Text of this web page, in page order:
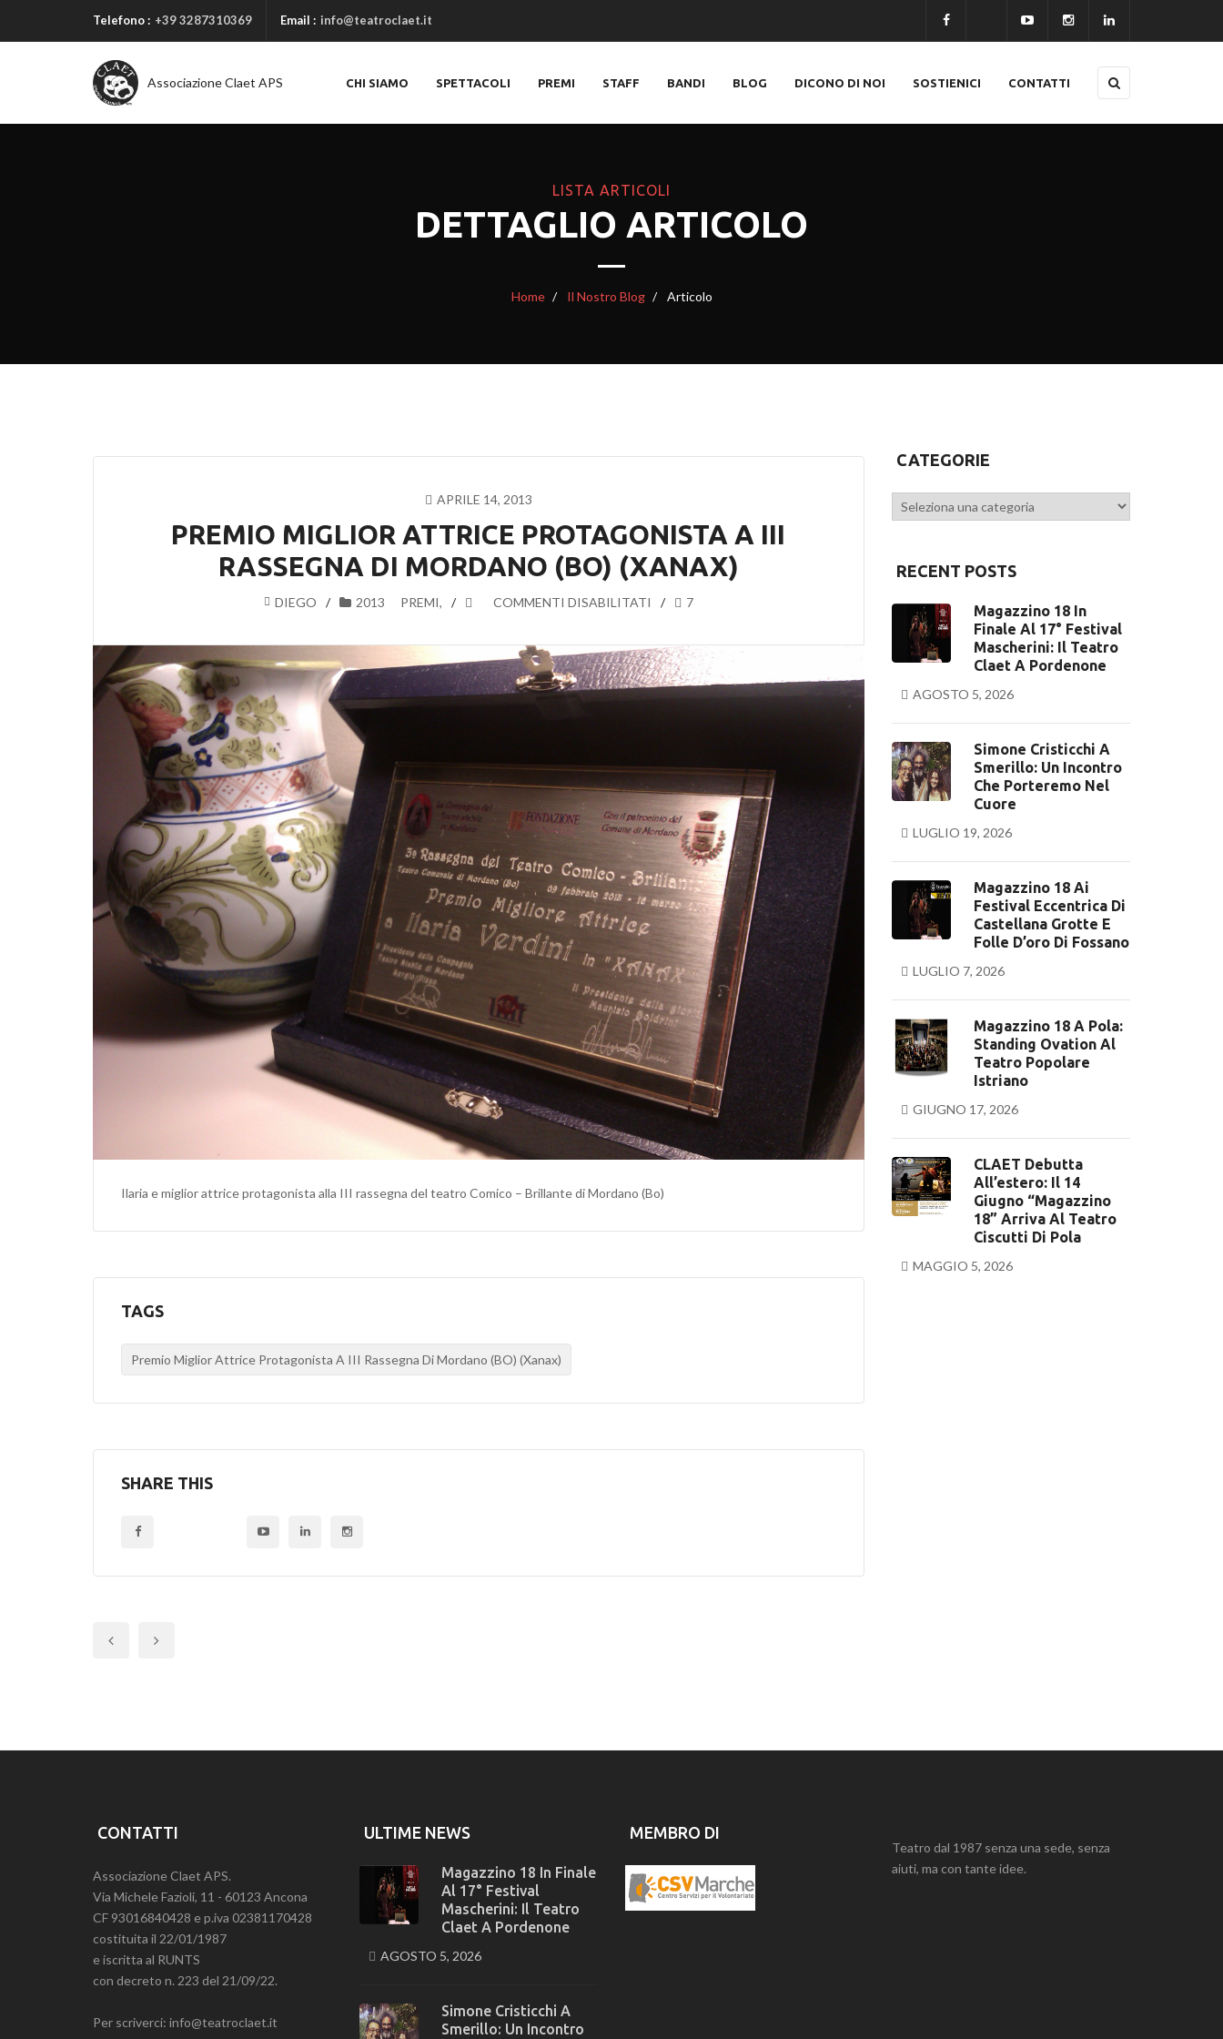
Telefono : +39 3287310369 Email : info@teatroclaet.it
Associazione Claet APS CHI SIAMO SPETTACOLI PREMI STAFF BANDI BLOG DICONO DI NOI SOSTIENICI CONTATTI
LISTA ARTICOLI
DETTAGLIO ARTICOLO
Home Il Nostro Blog Articolo
APRILE 14, 2013
PREMIO MIGLIOR ATTRICE PROTAGONISTA A III
RASSEGNA DI MORDANO (BO) (XANAX)
DIEGO 2013 ,
PREMI COMMENTI DISABILITATI
SU
MIGLIOR
ATTRICE
PROTAGONISTA
DI
MORDANO
(BO)
(XANAX)
7
Ilaria e miglior attrice protagonista alla III rassegna del teatro Comico – Brillante di Mordano (Bo)
TAGS
Premio Miglior Attrice Protagonista A III Rassegna Di Mordano (BO) (Xanax)
SHARE THIS
CATEGORIE
Categorie
RECENT POSTS
Magazzino 18 In
Finale Al 17° Festival
Mascherini: Il Teatro
Claet A Pordenone
AGOSTO 5, 2026
Simone Cristicchi A
Smerillo: Un Incontro
Che Porteremo Nel
Cuore
LUGLIO 19, 2026
Magazzino 18 Ai
Festival Eccentrica Di
Castellana Grotte E
Folle D’oro Di Fossano
LUGLIO 7, 2026
Magazzino 18 A Pola:
Standing Ovation Al
Teatro Popolare
Istriano
GIUGNO 17, 2026
CLAET Debutta
All’estero: Il 14
Giugno “Magazzino
18” Arriva Al Teatro
Ciscutti Di Pola
MAGGIO 5, 2026
CONTATTI
Associazione Claet APS.
Via Michele Fazioli, 11 - 60123 Ancona
CF 93016840428 e p.iva 02381170428
costituita il 22/01/1987
e iscritta al RUNTS
con decreto n. 223 del 21/09/22.
Per scriverci: info@teatroclaet.it
ULTIME NEWS
Magazzino 18 In Finale
Al 17° Festival
Mascherini: Il Teatro
Claet A Pordenone
AGOSTO 5, 2026
Simone Cristicchi A
Smerillo: Un Incontro
MEMBRO DI
Teatro dal 1987 senza una sede, senza
aiuti, ma con tante idee.